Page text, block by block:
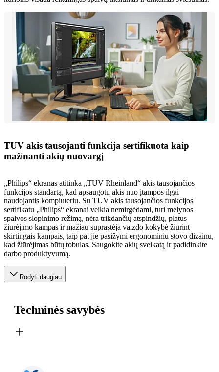
TUV akis tausojanti funkcija sertifikuota kaip
mažinanti akių nuovargį
„Philips“ ekranas atitinka „TUV Rheinland“ akis tausojančios
funkcijos standartą, kad apsaugotų akis nuo įtampos ilgai
naudojantis kompiuteriu. Su TUV akis tausojančios funkcijos
sertifikatu „Philips“ ekranai veikia nemirgėdami, turi mėlynos
spalvos slopinimo režimą, nėra trikdančių atspindžių, platus
žiūrėjimo kampas ir mažiau suprastėja vaizdo kokybė žiūrint
skirtingais kampais, taip pat jie pasižymi ergonominiu stovo dizainu,
kad žiūrėjimas būtų tobulas. Saugokite akių sveikatą ir padidinkite
darbo produktyvumą.
Rodyti daugiau
Techninės savybės